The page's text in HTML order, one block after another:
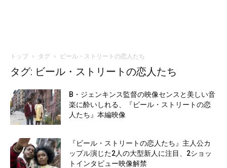
トップ タグ ビール・ストリートの恋人たち
タグ: ビール・ストリートの恋人たち
B・ジェンキンス監督の映像センスと美しい音
楽に酔いしれる、『ビール・ストリートの恋
人たち』本編映像
『ビール・ストリートの恋人たち』主人公カ
ップル演じた2人の大型新人に注目、2ショッ
トインタビュー映像解禁